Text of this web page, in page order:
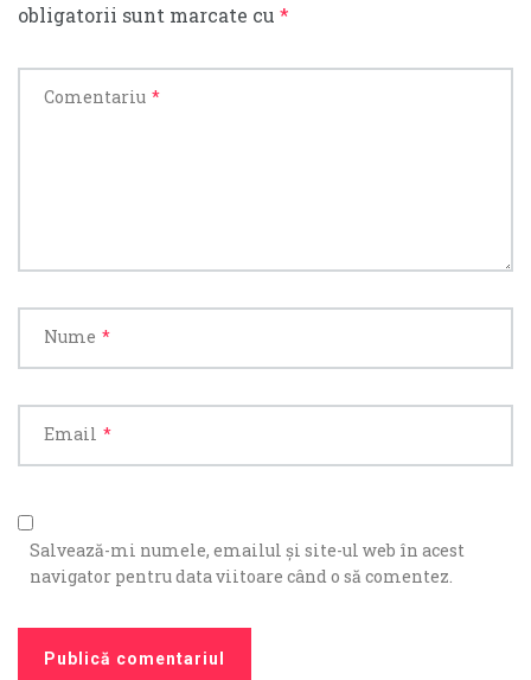
obligatorii sunt marcate cu *
Comentariu *
Nume *
Email *
Salvează-mi numele, emailul și site-ul web în acest
navigator pentru data viitoare când o să comentez.